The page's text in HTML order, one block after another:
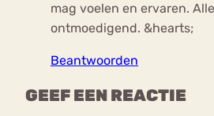
mag voelen en ervaren.
ontmoedigend. &hearts;
Beantwoorden
GEEF EEN REACTIE